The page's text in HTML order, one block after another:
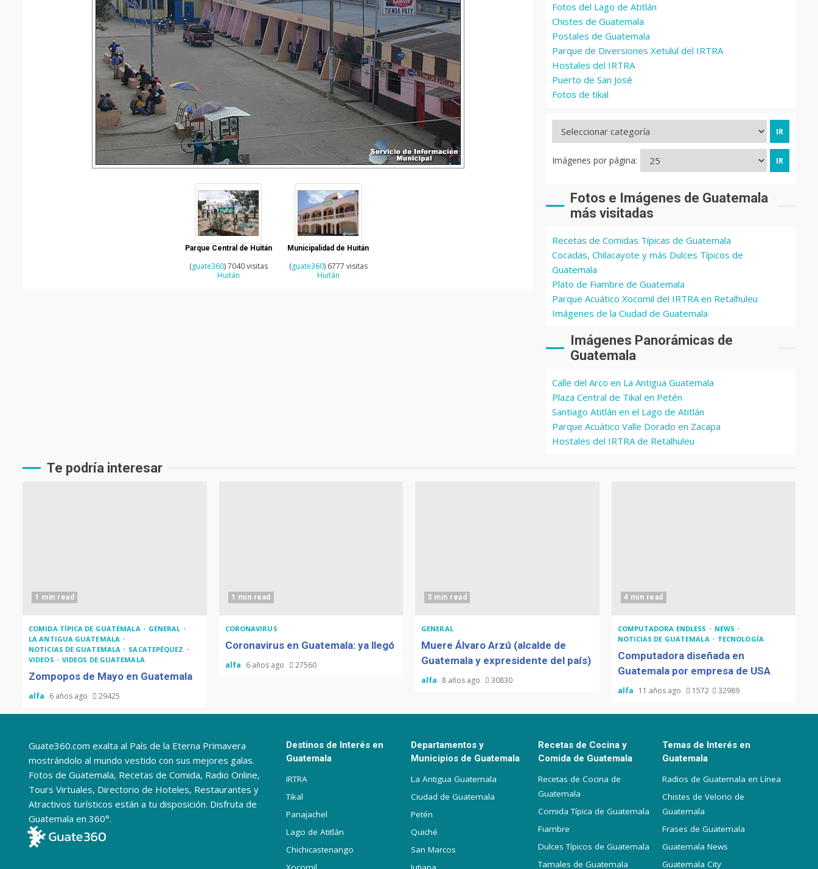
Parque Central de Huitán
(guate360) 7040 visitas
Huitán
Municipalidad de Huitán
(guate360) 6777 visitas
Huitán
Fotos del Lago de Atitlán
Chistes de Guatemala
Postales de Guatemala
Parque de Diversiones Xetulul del IRTRA
Hostales del IRTRA
Puerto de San José
Fotos de tikal
Imágenes por página:
Fotos e Imágenes de Guatemala
más visitadas
Recetas de Comidas Típicas de Guatemala
Cocadas, Chilacayote y más Dulces Típicos de
Guatemala
Plato de Fiambre de Guatemala
Parque Acuático Xocomil del IRTRA en Retalhuleu
Imágenes de la Ciudad de Guatemala
Imágenes Panorámicas de
Guatemala
Calle del Arco en La Antigua Guatemala
Plaza Central de Tikal en Petén
Santiago Atitlán en el Lago de Atitlán
Parque Acuático Valle Dorado en Zacapa
Hostales del IRTRA de Retalhuleu
Te podría interesar
1 min read
COMIDA TÍPICA DE GUATEMALA
GENERAL
LA ANTIGUA GUATEMALA
NOTICIAS DE GUATEMALA
SACATEPÉQUEZ
VIDEOS
VIDEOS DE GUATEMALA
Zompopos de Mayo en Guatemala
alfa 6 años ago 29425
1 min read
CORONAVIRUS
Coronavirus en Guatemala: ya llegó
alfa 6 años ago 27560
3 min read
GENERAL
Muere Álvaro Arzú (alcalde de
Guatemala y expresidente del país)
alfa 8 años ago 30830
4 min read
COMPUTADORA ENDLESS
NEWS
NOTICIAS DE GUATEMALA
TECNOLOGÍA
Computadora diseñada en
Guatemala por empresa de USA
alfa 11 años ago 1572 32989
Guate360.com exalta al País de la Eterna Primavera
mostrándolo al mundo vestido con sus mejores galas.
Fotos de Guatemala, Recetas de Comida, Radio Online,
Tours Virtuales, Directorio de Hoteles, Restaurantes y
Atractivos turísticos están a tu disposición. Disfruta de
Guatemala en 360°.
Destinos de Interés en
Guatemala
IRTRA
Tikal
Panajachel
Lago de Atitlán
Chichicastenango
Departamentos y
Municipios de Guatemala
La Antigua Guatemala
Ciudad de Guatemala
Petén
Quiché
San Marcos
Recetas de Cocina y
Comida de Guatemala
Recetas de Cocina de
Guatemala
Comida Típica de Guatemala
Fiambre
Dulces Típicos de Guatemala
Tamales de Guatemala
Temas de Interés en
Guatemala
Radios de Guatemala en Línea
Chistes de Velorio de
Guatemala
Frases de Guatemala
Guatemala News
Guatemala City